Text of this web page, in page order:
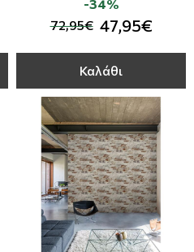
72,95€ 47,95€
-34%
Καλάθι